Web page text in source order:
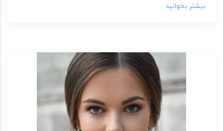
بیشتر بخوانید